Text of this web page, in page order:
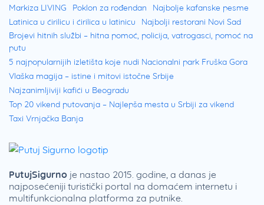
Markiza LIVING
Poklon za rođendan
Najbolje kafanske pesme
Latinica u ćirilicu i ćirilica u latinicu
Najbolji restorani Novi Sad
Brojevi hitnih službi – hitna pomoć, policija, vatrogasci, pomoć na
putu
5 najpopularnijih izletišta koje nudi Nacionalni park Fruška Gora
Vlaška magija – istine i mitovi istočne Srbije
Najzanimljiviji kafići u Beogradu
Top 20 vikend putovanja – Najlepša mesta u Srbiji za vikend
Taxi Vrnjačka Banja
PutujSigurno je nastao 2015. godine, a danas je
najposećeniji turistički portal na domaćem internetu i
multifunkcionalna platforma za putnike.